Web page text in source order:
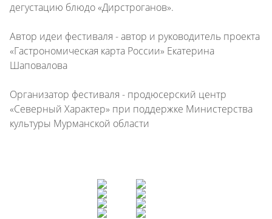
дегустацию блюдо «Дирстроганов».
Автор идеи фестиваля - автор и руководитель проекта
«Гастрономическая карта России» Екатерина
Шаповалова
Организатор фестиваля - продюсерский центр
«Северный Характер» при поддержке Министерства
культуры Мурманской области